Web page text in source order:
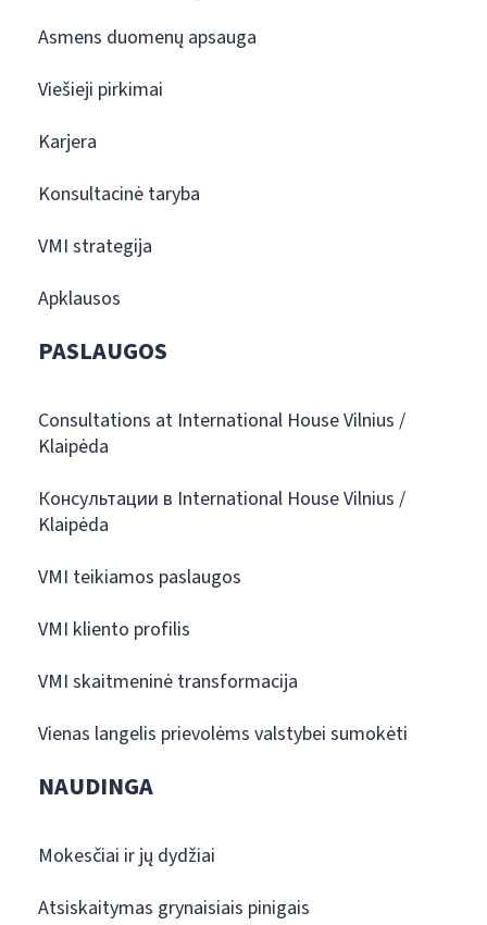
Asmens duomenų apsauga
Viešieji pirkimai
Karjera
Konsultacinė taryba
VMI strategija
Apklausos
PASLAUGOS
Consultations at International House Vilnius /
Klaipėda
Консультации в International House Vilnius /
Klaipėda
VMI teikiamos paslaugos
VMI kliento profilis
VMI skaitmeninė transformacija
Vienas langelis prievolėms valstybei sumokėti
NAUDINGA
Mokesčiai ir jų dydžiai
Atsiskaitymas grynaisiais pinigais